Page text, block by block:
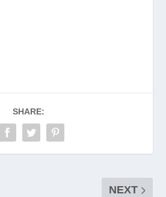
SHARE:
NEXT